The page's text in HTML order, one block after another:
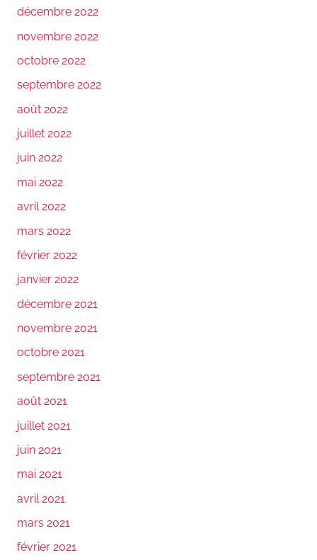
décembre 2022
novembre 2022
octobre 2022
septembre 2022
août 2022
juillet 2022
juin 2022
mai 2022
avril 2022
mars 2022
février 2022
janvier 2022
décembre 2021
novembre 2021
octobre 2021
septembre 2021
août 2021
juillet 2021
juin 2021
mai 2021
avril 2021
mars 2021
février 2021